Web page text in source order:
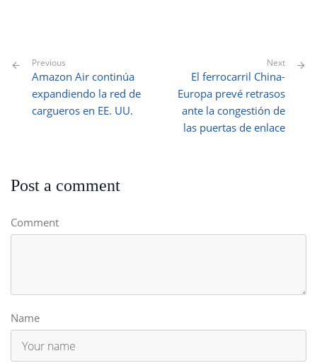
Previous
Amazon Air continúa
expandiendo la red de
cargueros en EE. UU.
Next
El ferrocarril China-
Europa prevé retrasos
ante la congestión de
las puertas de enlace
Post a comment
Comment
Name